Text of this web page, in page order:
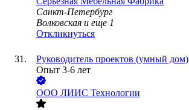
Санкт-Петербург
Волковская и еще 1
Откликнуться
Руководитель проектов (умный дом)
Опыт 3-6 лет
ООО ЛИИС Технологии